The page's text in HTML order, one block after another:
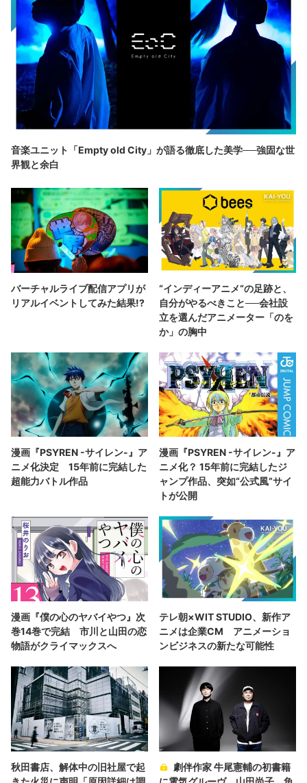
音楽ユニット「Empty old City」が語る徹底した美学──強固な世
界観と余白
バーチャルライブ配信アプリが
リアルイベントしてみた結果!?
“インディーアニメ“の足跡と、
自分がやるべきこと──会社設
立を選んだアニメーター「のを
か」の胸中
漫画『PSYREN -サイレン-』ア
ニメ化決定 15年前に完結した
超能力バトル作品
漫画『PSYREN -サイレン-』ア
ニメ化？ 15年前に完結したジ
ャンプ作品、突如“公式風”サイ
トが公開
漫画『僕の心のヤバイやつ』次
巻14巻で完結 市川と山田の恋
物語がクライマックスへ
テレ朝×WIT STUDIO、新作ア
ニメは企業CM アニメーショ
ンビジネスの新たな可能性
秋田書店、解体中の旧社屋で起
劇伴作家 牛尾憲輔の初書籍